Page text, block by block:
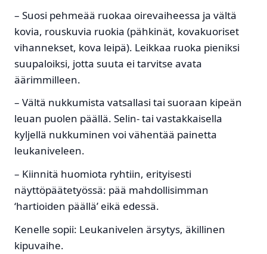
– Suosi pehmeää ruokaa oirevaiheessa ja vältä
kovia, rouskuvia ruokia (pähkinät, kovakuoriset
vihannekset, kova leipä). Leikkaa ruoka pieniksi
suupaloiksi, jotta suuta ei tarvitse avata
äärimmilleen.
– Vältä nukkumista vatsallasi tai suoraan kipeän
leuan puolen päällä. Selin- tai vastakkaisella
kyljellä nukkuminen voi vähentää painetta
leukaniveleen.
– Kiinnitä huomiota ryhtiin, erityisesti
näyttöpäätetyössä: pää mahdollisimman
‘hartioiden päällä’ eikä edessä.
Kenelle sopii: Leukanivelen ärsytys, äkillinen
kipuvaihe.